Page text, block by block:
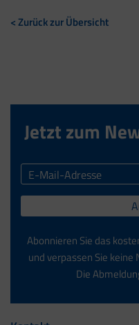
< Zurück zur Übersicht
Jetzt zum
Abonnieren Sie das
und verpassen Sie keine
Die